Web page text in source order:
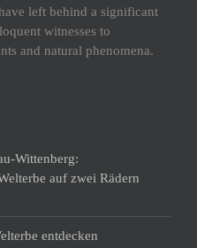
left behind a significant
witnesses to
and natural phenomena.
Wittenberg:
auf zwei Rädern
entdecken